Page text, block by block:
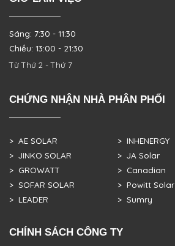
Sáng: 7:30 - 11:30
Chiều: 13:00 - 21:30
Từ Thứ 2 - Thứ 7
CHỨNG NHẬN NHÀ PHÂN PHỐI
> AE SOLAR
> JINKO SOLAR
> GROWATT
> SOFAR SOLAR
> LEADER
> INHENERGY
> JA Solar
> Canadian
> Powitt Solar
> Sumry
CHÍNH SÁCH CÔNG TY